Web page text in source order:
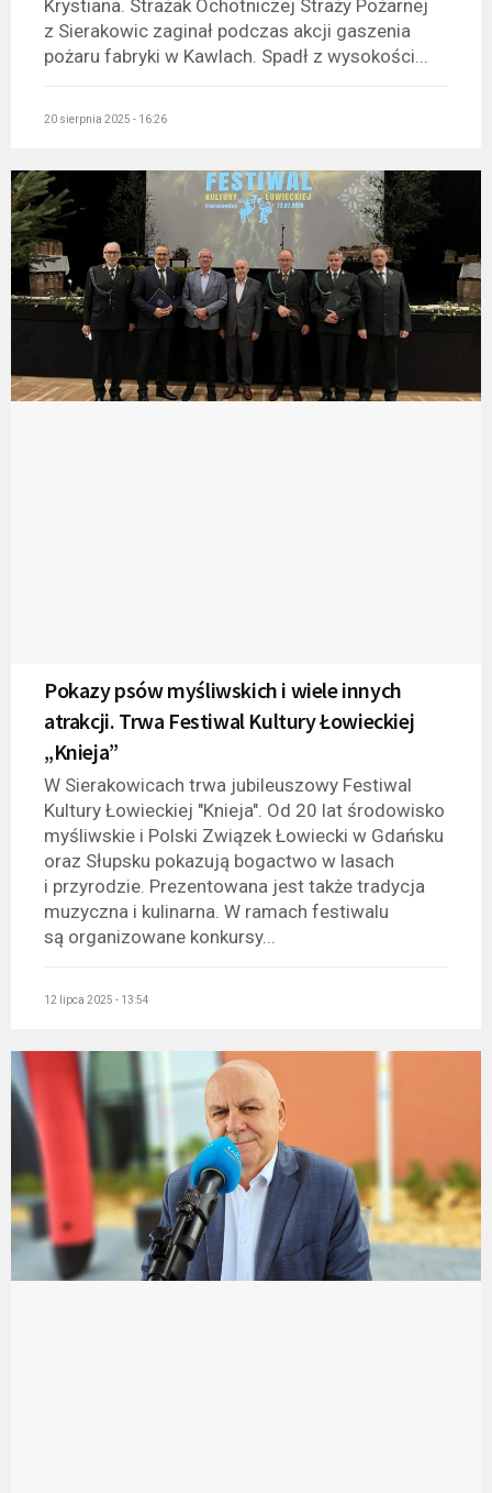
Krystiana. Strażak Ochotniczej Straży Pożarnej
z Sierakowic zaginał podczas akcji gaszenia
pożaru fabryki w Kawlach. Spadł z wysokości...
20 sierpnia 2025 - 16:26
Pokazy psów myśliwskich i wiele innych
atrakcji. Trwa Festiwal Kultury Łowieckiej
„Knieja”
W Sierakowicach trwa jubileuszowy Festiwal
Kultury Łowieckiej "Knieja". Od 20 lat środowisko
myśliwskie i Polski Związek Łowiecki w Gdańsku
oraz Słupsku pokazują bogactwo w lasach
i przyrodzie. Prezentowana jest także tradycja
muzyczna i kulinarna. W ramach festiwalu
są organizowane konkursy...
12 lipca 2025 - 13:54